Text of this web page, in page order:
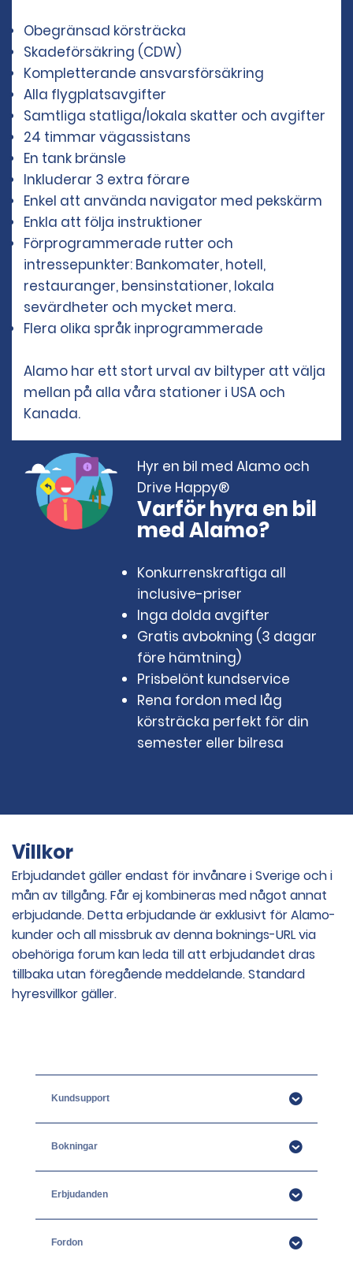
Obegränsad körsträcka
Skadeförsäkring (CDW)
Kompletterande ansvarsförsäkring
Alla flygplatsavgifter
Samtliga statliga/lokala skatter och avgifter
24 timmar vägassistans
En tank bränsle
Inkluderar 3 extra förare
Enkel att använda navigator med pekskärm
Enkla att följa instruktioner
Förprogrammerade rutter och
intressepunkter: Bankomater, hotell,
restauranger, bensinstationer, lokala
sevärdheter och mycket mera.
Flera olika språk inprogrammerade
Alamo har ett stort urval av biltyper att välja
mellan på alla våra stationer i USA och
Kanada.
Hyr en bil med Alamo och
Drive Happy®
Varför hyra en bil
med Alamo?
Konkurrenskraftiga all
inclusive-priser
Inga dolda avgifter
Gratis avbokning (3 dagar
före hämtning)
Prisbelönt kundservice
Rena fordon med låg
körsträcka perfekt för din
semester eller bilresa
Villkor
Erbjudandet gäller endast för invånare i Sverige och i
mån av tillgång. Får ej kombineras med något annat
erbjudande. Detta erbjudande är exklusivt för Alamo-
kunder och all missbruk av denna boknings-URL via
obehöriga forum kan leda till att erbjudandet dras
tillbaka utan föregående meddelande. Standard
hyresvillkor gäller.
Kundsupport
Bokningar
Erbjudanden
Fordon